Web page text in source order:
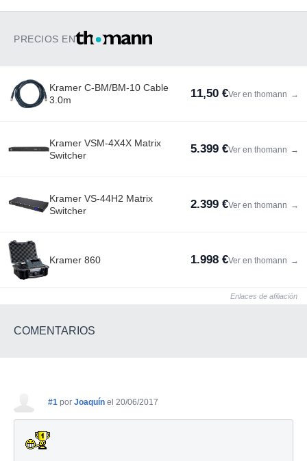
PRECIOS EN
Kramer C-BM/BM-10 Cable
3.0m
11,50 €Ver en thomann →
Kramer VSM-4X4X Matrix
Switcher
5.399 €Ver en thomann →
Kramer VS-44H2 Matrix
Switcher
2.399 €Ver en thomann →
Kramer 860 1.998 €Ver en thomann →
Enlaces de afiliación
COMENTARIOS
#1 por Joaquín el 20/06/2017